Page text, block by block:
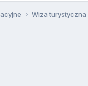
Wiza turystyczna